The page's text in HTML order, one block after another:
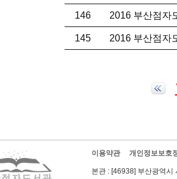
146 2016 부산점자
145 2016 부산점자
이용약관 개인정보보호
본관 : [46938] 부산광역시